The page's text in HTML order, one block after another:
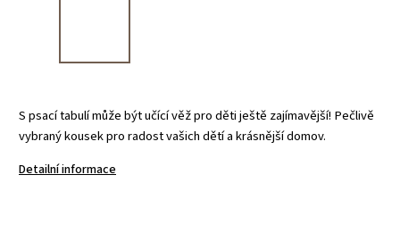
S psací tabulí může být učící věž pro děti ještě zajímavější! Pečlivě
vybraný kousek pro radost vašich dětí a krásnější domov.
Detailní informace